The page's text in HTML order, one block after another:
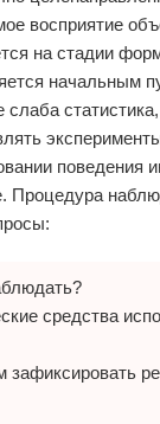
восприятие
на стадии
начальным
слаба
поведения
Процедура
средства
зафиксировать